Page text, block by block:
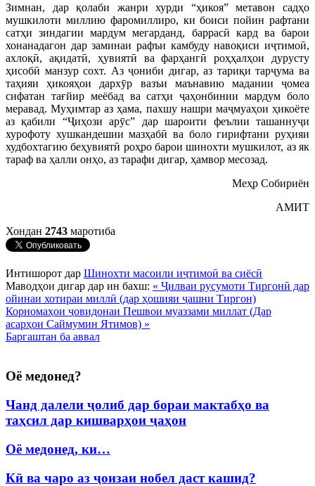
Зимнан, дар қолаби жанри хурди “ҳикоя” метавон садҳо
мушкилоти миллию фаромиллиро, ки боиси пойин рафтани
сатҳи зиндагии мардум мегарданд, баррасӣ кард ва барои
хонанадагон дар заминаи рафъи камбуду навоқиси иҷтимоӣ,
ахлоқӣ, ақидатӣ, ҳувиятӣ ва фарҳангӣ роҳҳалҳои дурусту
ҳисобӣ манзур сохт. Аз ҷониби дигар, аз тариқи тарҷума ва
таҳияи ҳикояҳои дархӯр вазъи маънавию мадании ҷомеа
сифатан тағйир меёбад ва сатҳи ҷаҳонбинии мардум боло
меравад. Муҳимтар аз ҳама, пахшу нашри маҷмуаҳои ҳикоёте
аз қабили “Ҷиҳози арӯс” дар шароити феълии ташаннуҷи
хурофоту хушкандешии мазҳабӣ ва боло гирифтани руҳияи
худбохтагию беҳувиятӣ роҳро барои шинохти мушкилот, аз як
тараф ва ҳалли онҳо, аз тарафи дигар, ҳамвор месозад.
Меҳр Собириён
АМИТ
Хондан 2743 маротиба
Интишорот дар Шинохти масоили иҷтимоӣ ва сиёсӣ
Маводҳои дигар дар ин бахш: « Ҷилваи русумоти Тиргонӣ дар
ойинаи хотираи миллӣ (дар ҳошияи ҷашни Тиргон)
Корномаҳои ҷовидонаи Пешвои муаззами миллат (Дар
асарҳои Саймумин Ятимов) »
Баргаштан ба аввал
Оё медонед?
Чанд далели ҷолиб дар бораи мактабҳо ва
таҳсил дар кишварҳои ҷаҳон
Оё медонед, ки…
Кӣ ва чаро аз ҷоизаи нобел даст кашид?